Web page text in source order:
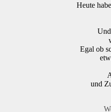
Heute
Egal ob
und